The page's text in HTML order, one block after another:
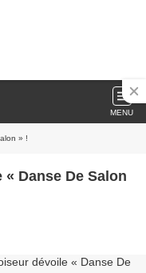
MENU
» !
« Danse De Salon